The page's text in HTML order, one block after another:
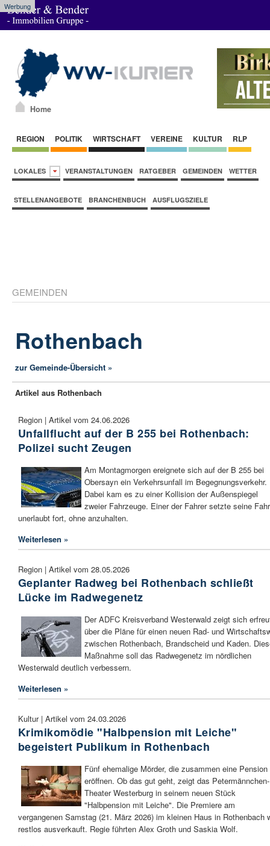
Werbung
Home
REGION POLITIK WIRTSCHAFT VEREINE KULTUR RLP
LOKALES VERANSTALTUNGEN RATGEBER GEMEINDEN WETTER
STELLENANGEBOTE BRANCHENBUCH AUSFLUGSZIELE
GEMEINDEN
Rothenbach
zur Gemeinde-Übersicht »
Artikel aus Rothenbach
Region | Artikel vom 24.06.2026
Unfallflucht auf der B 255 bei Rothenbach:
Polizei sucht Zeugen
Am Montagmorgen ereignete sich auf der B 255 bei
Obersayn ein Verkehrsunfall im Begegnungsverkehr.
Dabei kam es zu einer Kollision der Außenspiegel
zweier Fahrzeuge. Einer der Fahrer setzte seine
unerlaubt fort, ohne anzuhalten.
Weiterlesen »
Region | Artikel vom 28.05.2026
Geplanter Radweg bei Rothenbach schließt
Lücke im Radwegenetz
Der ADFC Kreisverband Westerwald zeigt sich
über die Pläne für einen neuen Rad- und
zwischen Rothenbach, Brandscheid und Kaden.
Maßnahme soll das Radwegenetz im nördlichen
Westerwald deutlich verbessern.
Weiterlesen »
Kultur | Artikel vom 24.03.2026
Krimikomödie "Halbpension mit Leiche"
begeistert Publikum in Rothenbach
Fünf ehemalige Mörder, die zusammen eine Pension
eröffnen. Ob das gut geht, zeigt das Petermännchen-
Theater Westerburg in seinem neuen Stück
"Halbpension mit Leiche". Die Premiere am
vergangenen Samstag (21. März 2026) im kleinen Haus in Rothenbach
restlos ausverkauft. Regie führten Alex Groth und Saskia Wolf.